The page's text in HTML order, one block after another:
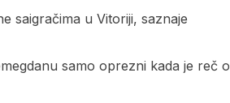
saigračima u Vitoriji, saznaje
samo oprezni kada je reč o